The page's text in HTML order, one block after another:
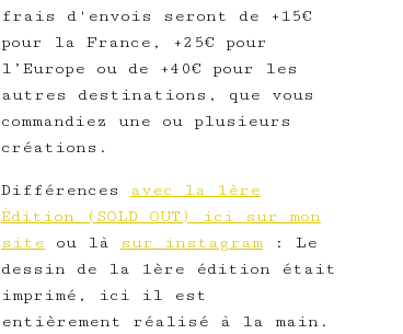
frais d'envois seront de +15€
pour la France, +25€ pour
l’Europe ou de +40€ pour les
autres destinations, que vous
commandiez une ou plusieurs
créations.
Différences
avec la 1ère
Édition (SOLD OUT) ici sur mon
site ou là sur instagram: Le
dessin de la 1ère édition était
imprimé, ici il est
entièrement réalisé à la main.